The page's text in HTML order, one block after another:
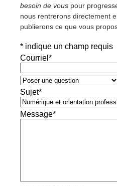
besoin de vous pour
nous rentrerons directement
publierons ce que vous
* indique un champ requis
Courriel *
Sujet*
Message*